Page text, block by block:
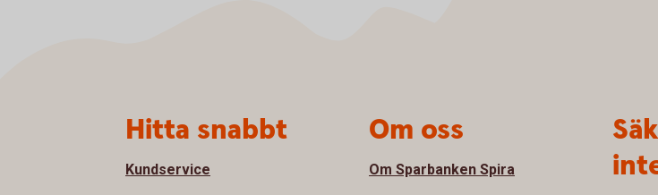
Hitta snabbt
Kundservice
Om oss
Om Sparbanken Spira